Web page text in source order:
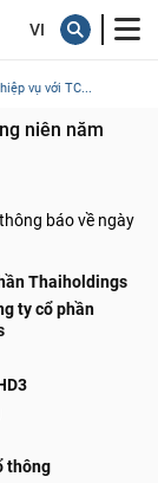
vụ với TC...
niên năm
báo về ngày
Thaiholdings
ty cổ phần
thông